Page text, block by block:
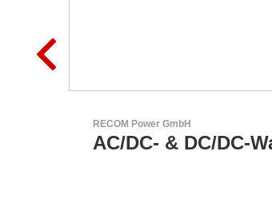
LEMO Elektronik GmbH
Original Push-Pull-